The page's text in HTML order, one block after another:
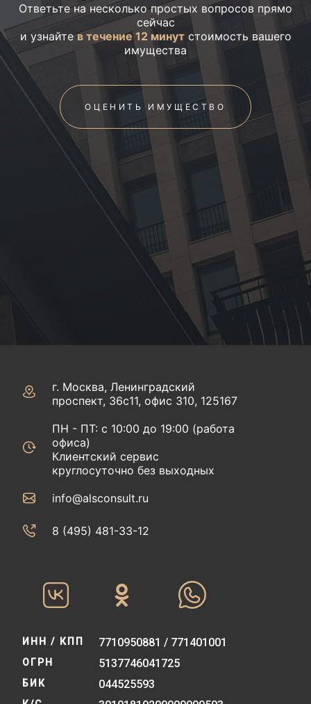
Ответьте на несколько простых вопросов прямо
сейчас
и узнайтев течение 12 минутстоимость вашего
имущества
ОЦЕНИТЬ ИМУЩЕСТВО
г. Москва, Ленинградский
проспект, 36с11, офис 310, 125167
ПН - ПТ: с 10:00 до 19:00 (работа
офиса)
Клиентский сервис
круглосуточно без выходных
info@alsconsult.ru
8 (495) 481-33-12‬‬
ИНН / КПП 7710950881 / 771401001
ОГРН 5137746041725
БИК 044525593